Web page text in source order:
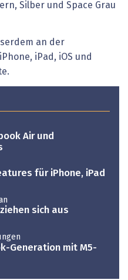
Silber und Space Grau
an der
iPad, iOS und
Air und
für iPhone, iPad
sich aus
Generation mit M5-